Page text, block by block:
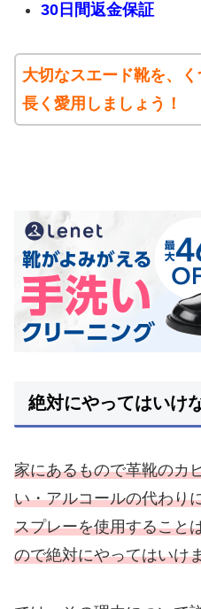
30日間返金保証
大切なスエード靴を、
長く愛用しましょう！
絶対にやってはいけ
家にあるもので革靴のカ
い・アルコールの代わり
スプレーを使用すること
ので絶対にやってはいけ